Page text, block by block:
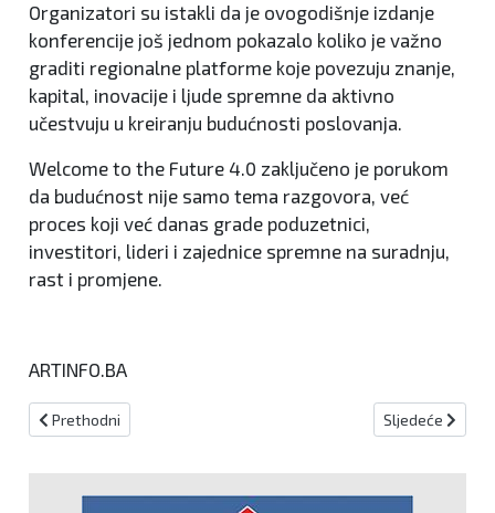
Organizatori su istakli da je ovogodišnje izdanje
konferencije još jednom pokazalo koliko je važno
graditi regionalne platforme koje povezuju znanje,
kapital, inovacije i ljude spremne da aktivno
učestvuju u kreiranju budućnosti poslovanja.
Welcome to the Future 4.0 zaključeno je porukom
da budućnost nije samo tema razgovora, već
proces koji već danas grade poduzetnici,
investitori, lideri i zajednice spremne na suradnju,
rast i promjene.
ARTINFO.BA
Prethodni članak: VAR u Ovalnom uredu
Prethodni Sljedeći članak:
Sljedeće